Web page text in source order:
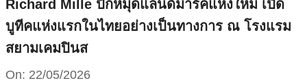
Richard Mille ปักหมุดแลนด์มาร์คแห่งใหม่ เปิด
บูทีคแห่งแรกในไทยอย่างเป็นทางการ ณ โรงแรม
สยามเคมปินส
On: 22/05/2026